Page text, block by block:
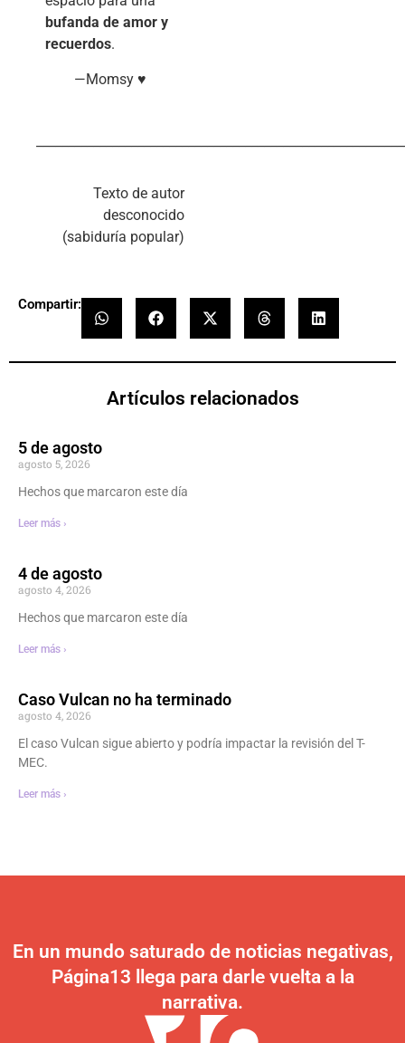
bufanda de amor y
recuerdos.
—Momsy ♥
Texto de autor
desconocido
(sabiduría popular)
Compartir:
Artículos relacionados
5 de agosto
agosto 5, 2026
Hechos que marcaron este día
Leer más ›
4 de agosto
agosto 4, 2026
Hechos que marcaron este día
Leer más ›
Caso Vulcan no ha terminado
agosto 4, 2026
El caso Vulcan sigue abierto y podría impactar la revisión del T-
MEC.
Leer más ›
En un mundo saturado de noticias negativas,
Página13 llega para darle vuelta a la
narrativa.